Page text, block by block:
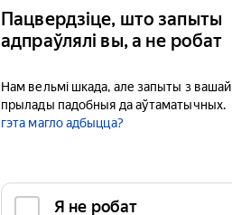
Пацвердзіце, што запыты
адпраўлялі вы, а не робат
Нам вельмі шкада, але запыты з вашай
прылады падобныя да аўтаматычных.
гэта магло адбыцца?
Я не робат